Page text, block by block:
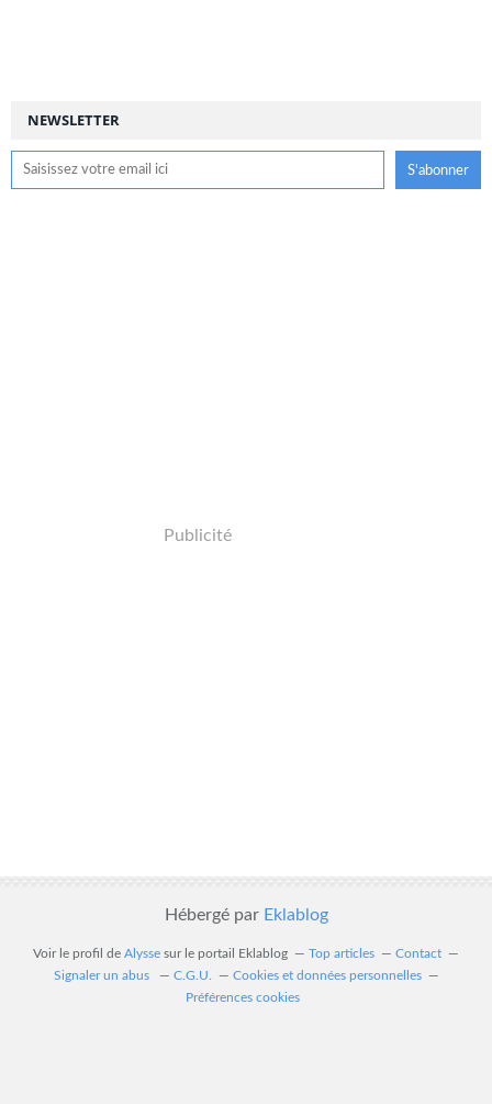
NEWSLETTER
Publicité
Hébergé par Eklablog
Voir le profil de Alysse sur le portail Eklablog Top articles
Contact
Signaler un abus
C.G.U.
Cookies et données personnelles
Préférences cookies